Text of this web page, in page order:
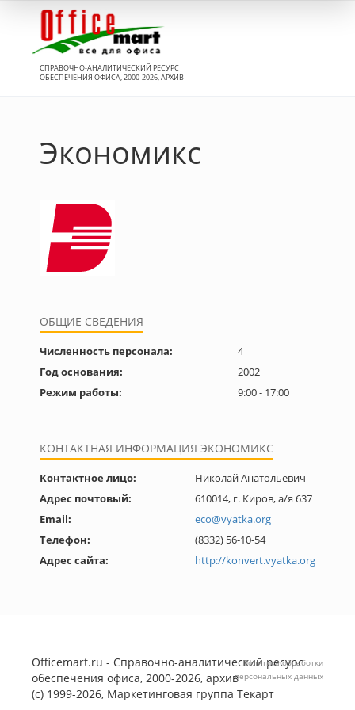
СПРАВОЧНО-АНАЛИТИЧЕСКИЙ РЕСУРС
ОБЕСПЕЧЕНИЯ ОФИСА, 2000-2026, АРХИВ
Экономикс
ОБЩИЕ СВЕДЕНИЯ
Численность персонала:
4
Год основания:
2002
Режим работы:
9:00 - 17:00
КОНТАКТНАЯ ИНФОРМАЦИЯ ЭКОНОМИКС
Контактное лицо:
Николай Анатольевич
Адрес почтовый:
610014, г. Киров, а/я 637
Email:
eco@vyatka.org
Телефон:
(8332) 56-10-54
Адрес сайта:
http://konvert.vyatka.org
Officemart.ru - Справочно-аналитический ресурс
обеспечения офиса, 2000-2026, архив
(с) 1999-2026, Маркетинговая группа Текарт
Политика обработки
персональных данных